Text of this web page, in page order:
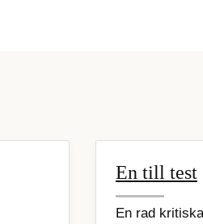
En till test
En rad